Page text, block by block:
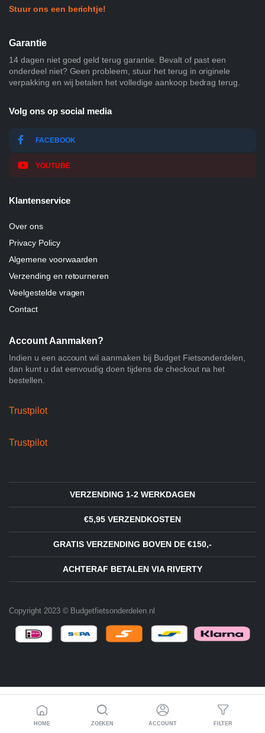
Stuur ons een berichtje!
Garantie
14 dagen niet goed geld terug garantie. Bevalt of past een
onderdeel niet? Geen probleem, stuur het terug in originele
verpakking en wij betalen het volledige aankoop bedrag terug.
Volg ons op social media
FACEBOOK
YOUTUBE
Klantenservice
Over ons
Privacy Policy
Algemene voorwaarden
Verzending en retourneren
Veelgestelde vragen
Contact
Account Aanmaken?
Indien u een account wil aanmaken bij Budget Fietsonderdelen,
dan kunt u dat eenvoudig doen tijdens de checkout na het
bestellen.
Trustpilot
Trustpilot
VERZENDING 1-2 WERKDAGEN
€5,95 VERZENDKOSTEN
GRATIS VERZENDING BOVEN DE €150,-
ACHTERAF BETALEN VIA RIVERTY
Copyright 2023 © Budgetfietsonderdelen.nl
HOME ZOEKEN ACCOUNT FILTER